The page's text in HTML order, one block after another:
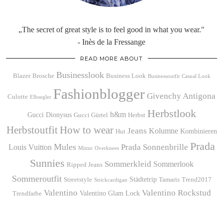
„The secret of great style is to feel good in what you wear."
- Inès de la Fressange
READ MORE ABOUT
Blazer Brosche Businesslook Business Look Businessoutfit Casual Look
Culotte Elbsegler Fashionblogger Givenchy Antigona
Gucci Dionysus Gucci Gürtel h&m Herbst Herbstlook
Herbstoutfit How to wear Hut Jeans Kolumne Kombinieren
Louis Vuitton Mules Mütze Overknees Prada Sonnenbrille Prada
Sunnies Ripped Jeans Sommerkleid Sommerlook
Sommeroutfit Streetstyle Strickcardigan Städtetrip Tamaris Trend2017
Trendfarbe Valentino Valentino Glam Lock Valentino Rockstud